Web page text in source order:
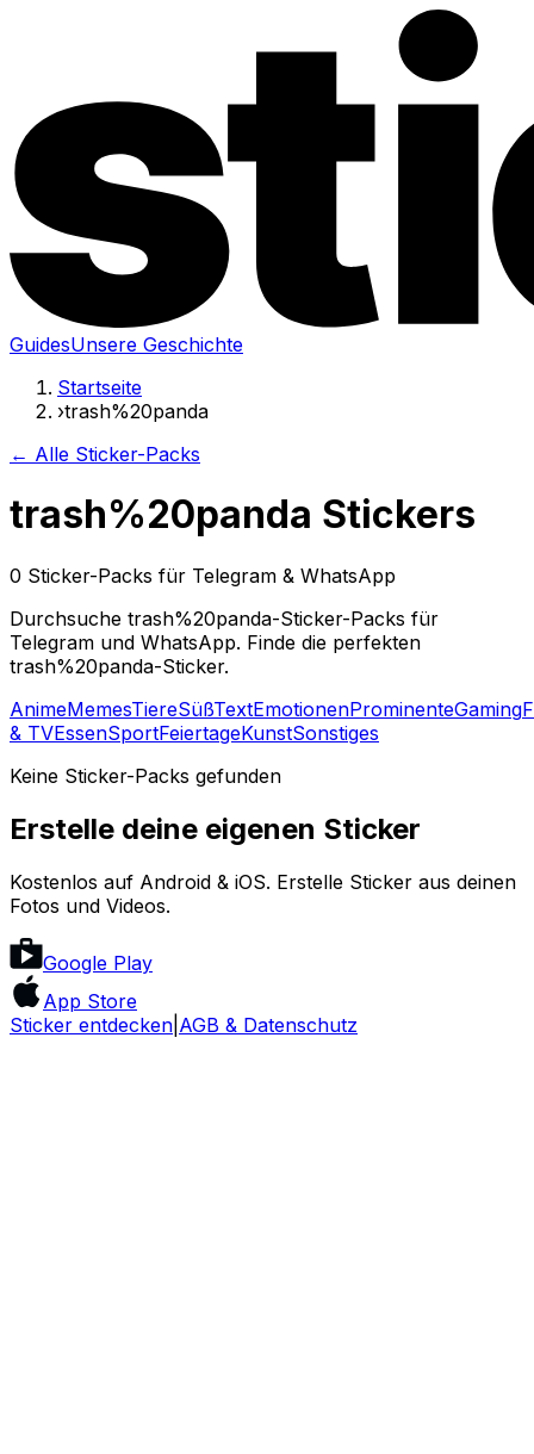
GuidesUnsere Geschichte
Startseite
›trash%20panda
← Alle Sticker-Packs
trash%20panda Stickers
0 Sticker-Packs für Telegram & WhatsApp
Durchsuche trash%20panda-Sticker-Packs für
Telegram und WhatsApp. Finde die perfekten
trash%20panda-Sticker.
AnimeMemesTiereSüßTextEmotionenProminenteGaming
& TVEssenSportFeiertageKunstSonstiges
Keine Sticker-Packs gefunden
Erstelle deine eigenen Sticker
Kostenlos auf Android & iOS. Erstelle Sticker aus deinen
Fotos und Videos.
Google Play
App Store
Sticker entdecken AGB & Datenschutz